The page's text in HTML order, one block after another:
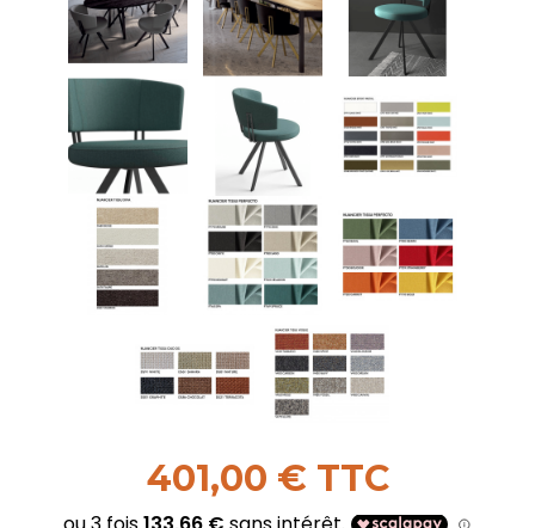
401,00 € TTC